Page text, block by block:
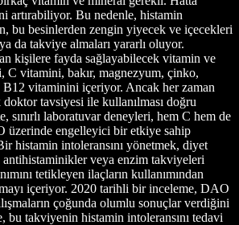
artırabiliyor. Bu nedenle, histamin
bu besinlerden zengin yiyecek ve içecekleri
da takviye almaları yararlı oluyor.
kişilere fayda sağlayabilecek vitamin ve
C vitamini, bakır, magnezyum, çinko,
vitaminini içeriyor. Ancak her zaman
tavsiyesi ile kullanılması doğru
sınırlı laboratuvar deneyleri, hem C hem de
engelleyici bir etkiye sahip
histamin intoleransını yönetmek, diyet
veya enzim takviyeleri
tetikleyen ilaçların kullanımından
içeriyor. 2020 tarihli bir inceleme, DAO
çoğunda olumlu sonuçlar verdiğini
takviyenin histamin intoleransını tedavi